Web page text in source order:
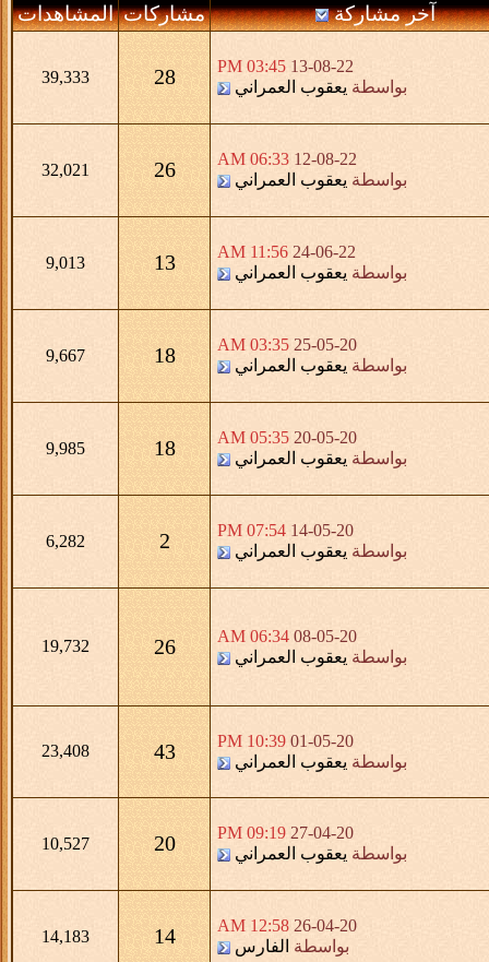
آخر مشاركة
مشاركات المشاهدات
13-08-22
03:45 PM
بواسطة يعقوب العمراني 28
39,333
12-08-22
06:33 AM
بواسطة يعقوب العمراني 26
32,021
24-06-22
11:56 AM
بواسطة يعقوب العمراني 13
9,013
25-05-20
03:35 AM
بواسطة يعقوب العمراني 18
9,667
20-05-20
05:35 AM
بواسطة يعقوب العمراني 18
9,985
14-05-20
07:54 PM
بواسطة يعقوب العمراني 2
6,282
08-05-20
06:34 AM
بواسطة يعقوب العمراني 26
19,732
01-05-20
10:39 PM
بواسطة يعقوب العمراني 43
23,408
27-04-20
09:19 PM
بواسطة يعقوب العمراني 20
10,527
26-04-20
12:58 AM
بواسطة الفارس 14
14,183